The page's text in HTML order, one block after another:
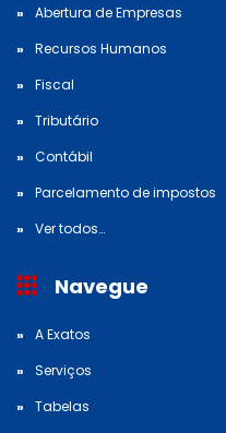
Abertura de Empresas
Recursos Humanos
Fiscal
Tributário
Contábil
Parcelamento de impostos
Ver todos…
Navegue
A Exatos
Serviços
Tabelas